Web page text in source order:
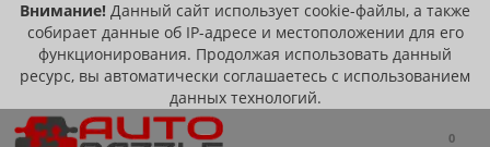
Внимание! Данный сайт использует cookie-файлы, а также
собирает данные об IP-адресе и местоположении для его
функционирования. Продолжая использовать данный
ресурс, вы автоматически соглашаетесь с использованием
данных технологий.
0